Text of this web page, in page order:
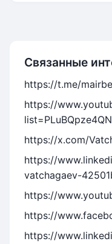
Связанные
https://t.me/
https://
https://x.com/
https://
vatchagaev-
https://
https://
https://